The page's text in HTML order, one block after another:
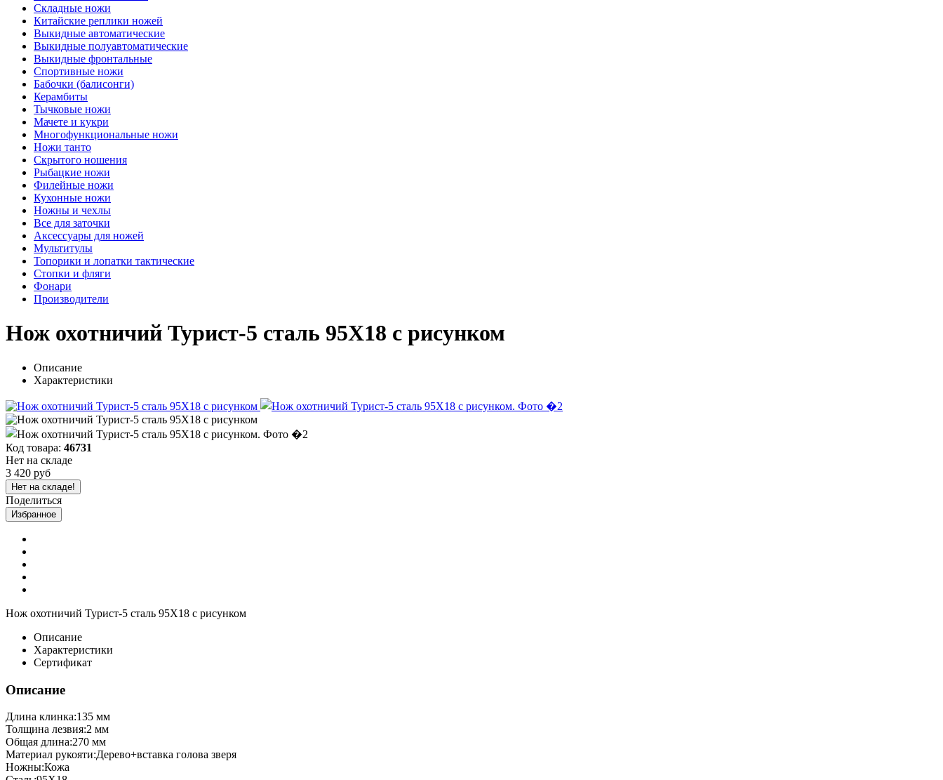
Складные ножи
Китайские реплики ножей
Выкидные автоматические
Выкидные полуавтоматические
Выкидные фронтальные
Спортивные ножи
Бабочки (балисонги)
Керамбиты
Тычковые ножи
Мачете и кукри
Многофункциональные ножи
Ножи танто
Скрытого ношения
Рыбацкие ножи
Филейные ножи
Кухонные ножи
Ножны и чехлы
Все для заточки
Аксессуары для ножей
Мультитулы
Топорики и лопатки тактические
Стопки и фляги
Фонари
Производители
Нож охотничий Турист-5 сталь 95Х18 с рисунком
Описание
Характеристики
Код товара: 46731
Нет на складе
3 420 руб
Нет на складе!
Поделиться
Избранное
Нож охотничий Турист-5 сталь 95Х18 с рисунком
Описание
Характеристики
Сертификат
Описание
Длина клинка:135 мм
Толщина лезвия:2 мм
Общая длина:270 мм
Материал рукояти:Дерево+вставка голова зверя
Ножны:Кожа